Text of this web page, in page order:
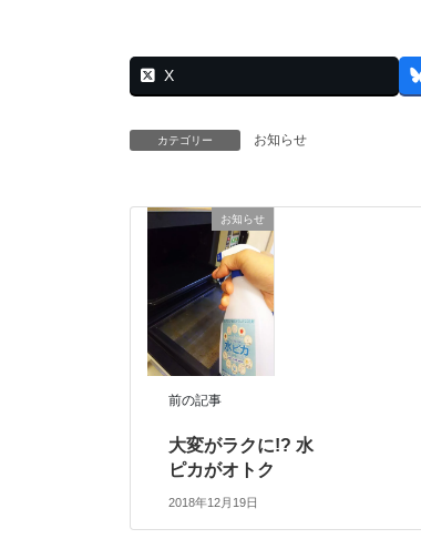
X
カテゴリー お知らせ
お知らせ
前の記事
大変がラクに!? 水
ピカがオトク
2018年12月19日